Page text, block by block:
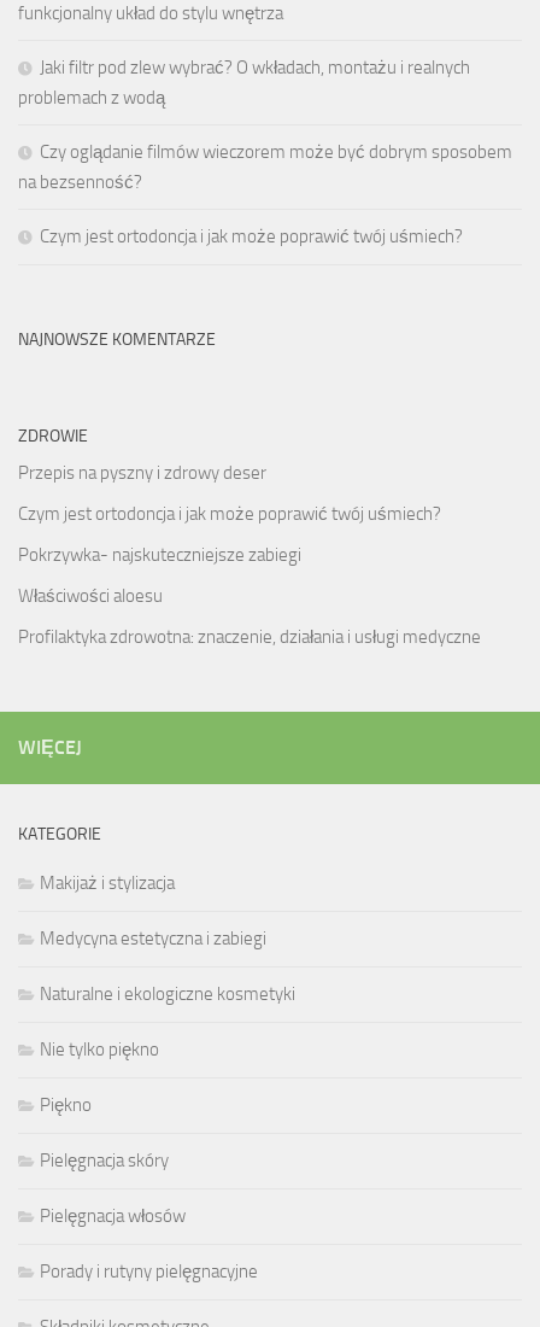
funkcjonalny układ do stylu wnętrza
Jaki filtr pod zlew wybrać? O wkładach, montażu i realnych
problemach z wodą
Czy oglądanie filmów wieczorem może być dobrym sposobem
na bezsenność?
Czym jest ortodoncja i jak może poprawić twój uśmiech?
NAJNOWSZE KOMENTARZE
ZDROWIE
Przepis na pyszny i zdrowy deser
Czym jest ortodoncja i jak może poprawić twój uśmiech?
Pokrzywka- najskuteczniejsze zabiegi
Właściwości aloesu
Profilaktyka zdrowotna: znaczenie, działania i usługi medyczne
WIĘCEJ
KATEGORIE
Makijaż i stylizacja
Medycyna estetyczna i zabiegi
Naturalne i ekologiczne kosmetyki
Nie tylko piękno
Piękno
Pielęgnacja skóry
Pielęgnacja włosów
Porady i rutyny pielęgnacyjne